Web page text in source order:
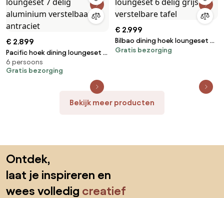
€ 2.899
Pacific hoek dining loungeset 7
delig aluminium verstelbaar
antraciet
6 persoons
Gratis bezorging
€ 2.999
Bilbao dining hoek loungeset 6
delig grijs verstelbare tafel
Gratis bezorging
Bekijk meer producten
Ontdek,
laat je inspireren en
wees volledig creatief